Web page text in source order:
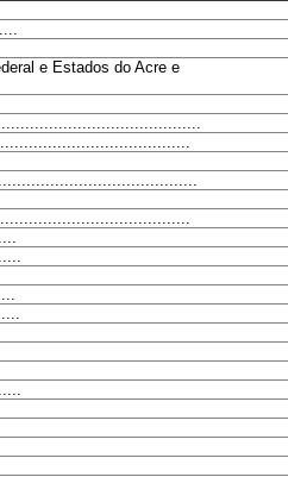
e Estados do Acre e